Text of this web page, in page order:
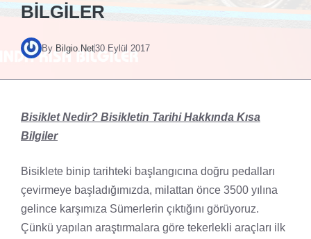
BILGILER
By Bilgio.Net30 Eylül 2017
Bisiklet Nedir? Bisikletin Tarihi Hakkında Kısa
Bilgiler
Bisiklete binip tarihteki başlangıcına doğru pedalları
çevirmeye başladığımızda, milattan önce 3500 yılına
gelince karşımıza Sümerlerin çıktığını görüyoruz.
Çünkü yapılan araştırmalara göre tekerlekli araçları ilk